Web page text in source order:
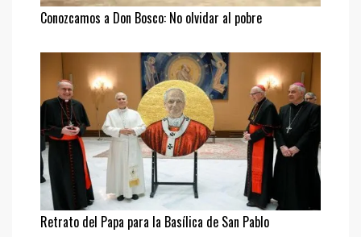
Conozcamos a Don Bosco: No olvidar al pobre
Retrato del Papa para la Basílica de San Pablo